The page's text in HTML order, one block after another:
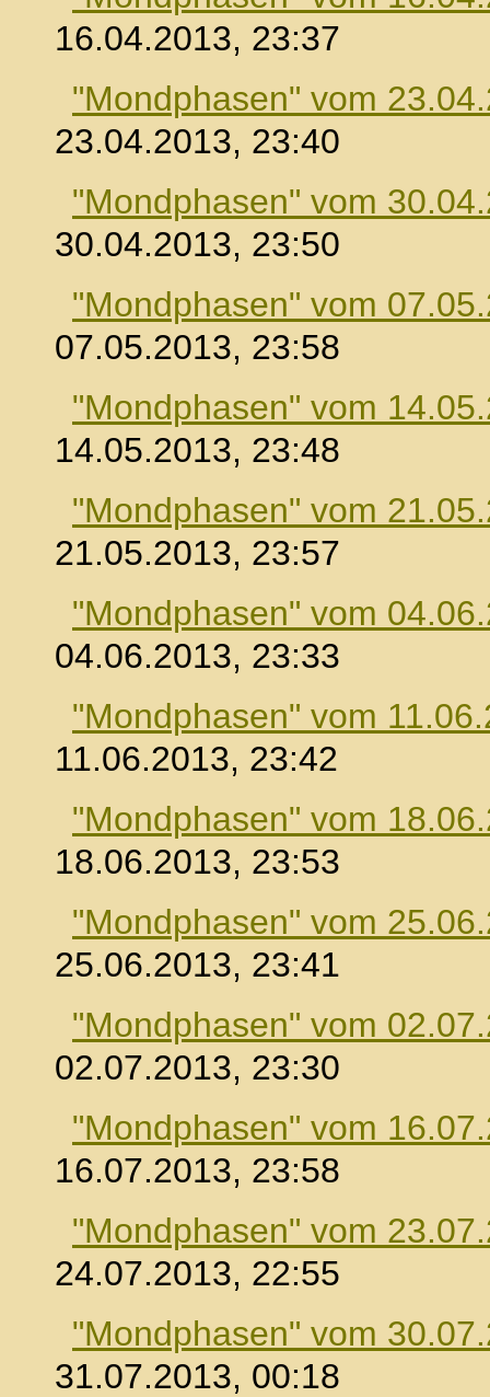
16.04.2013, 23:37
"Mondphasen" vom
23.04.2013, 23:40
"Mondphasen" vom
30.04.2013, 23:50
"Mondphasen" vom
07.05.2013, 23:58
"Mondphasen" vom
14.05.2013, 23:48
"Mondphasen" vom
21.05.2013, 23:57
"Mondphasen" vom
04.06.2013, 23:33
"Mondphasen" vom
11.06.2013, 23:42
"Mondphasen" vom
18.06.2013, 23:53
"Mondphasen" vom
25.06.2013, 23:41
"Mondphasen" vom
02.07.2013, 23:30
"Mondphasen" vom
16.07.2013, 23:58
"Mondphasen" vom
24.07.2013, 22:55
"Mondphasen" vom
31.07.2013, 00:18